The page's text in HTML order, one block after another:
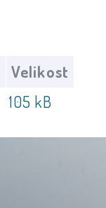
Velikost
105 kB